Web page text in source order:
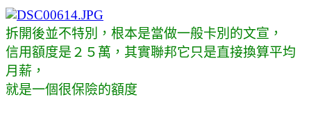
拆開後並不特別，根本是當做一般卡別的文宣，
信用額度是２５萬，其實聯邦它只是直接換算平均
月薪，
就是一個很保險的額度